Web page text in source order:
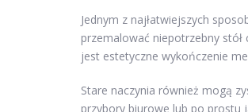
Jednym z najłatwiejszych
przemalować niepotrzebny
jest estetyczne wykończenie
Stare naczynia również mogą
przybory biurowe lub po prostu